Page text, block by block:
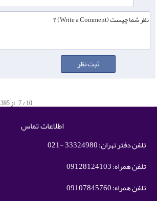
7/10 از395
اطلاعات تماس
تلفن دفتر تهران: 33324980 -021
تلفن همراه: 09128124103
تلفن همراه: 09107845760